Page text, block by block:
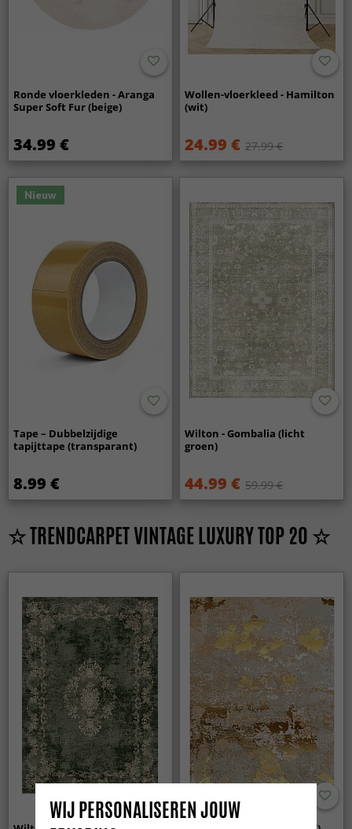
Ronde vloerkleden - Aranga
Super Soft Fur (beige)
34.99 €
Wollen-vloerkleed - Hamilton
(wit)
24.99 € 27.99 €
Nieuw
Tape – Dubbelzijdige
tapijttape (transparant)
8.99 €
Wilton - Gombalia (licht
groen)
44.99 € 59.99 €
☆ TRENDCARPET VINTAGE LUXURY TOP 20 ☆
WIJ PERSONALISEREN JOUW